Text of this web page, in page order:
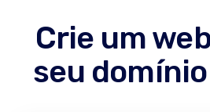
Crie um
seu domínio